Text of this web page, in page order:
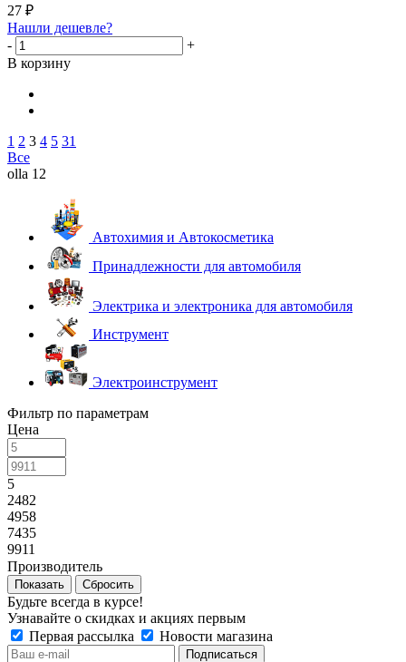
27 ₽
Нашли дешевле?
-
+
В корзину
1 2 3 4 5 31
Все
olla 12
Автохимия и Автокосметика
Принадлежности для автомобиля
Электрика и электроника для автомобиля
Инструмент
Электроинструмент
Фильтр по параметрам
Цена
5
2482
4958
7435
9911
Производитель
Сбросить
Будьте всегда в курсе!
Узнавайте о скидках и акциях первым
Первая рассылка
Новости магазина